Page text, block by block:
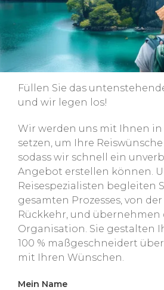
Füllen Sie das
und wir legen los!
Wir werden uns mit Ihnen
setzen, um Ihre
sodass wir schnell ein
Angebot erstellen können.
Reisespezialisten begleiten
gesamten Prozesses, von
Rückkehr, und übernehmen
Organisation. Sie gestalten
100 % maßgeschneidert
mit Ihren Wünschen.
Mein Name